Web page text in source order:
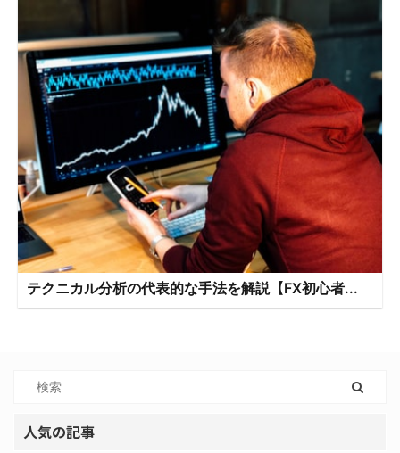
テクニカル分析の代表的な手法を解説【FX初心者...
人気の記事